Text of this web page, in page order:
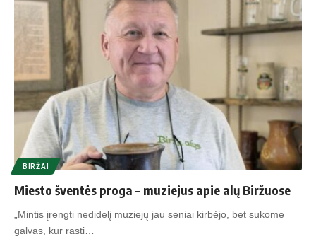
BIRŽAI
Miesto šventės proga – muziejus apie alų Biržuose
„Mintis įrengti nedidelį muziejų jau seniai kirbėjo, bet sukome
galvas, kur rasti…